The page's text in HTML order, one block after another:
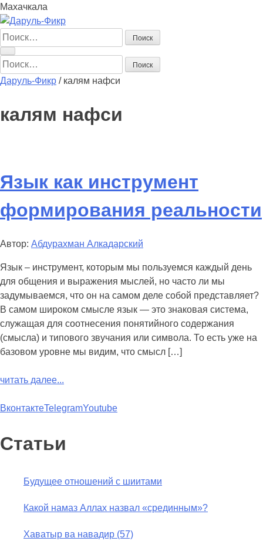
Махачкала
Найти:
Найти:
Даруль-Фикр / калям нафси
калям нафси
Язык как инструмент
формирования реальности
Автор: Абдурахман Алкадарский
Язык – инструмент, которым мы пользуемся каждый день
для общения и выражения мыслей, но часто ли мы
задумываемся, что он на самом деле собой представляет?
В самом широком смысле язык — это знаковая система,
служащая для соотнесения понятийного содержания
(смысла) и типового звучания или символа. То есть уже на
базовом уровне мы видим, что смысл […]
читать далее...
ВконтактеTelegramYoutube
Статьи
Будущее отношений с шиитами
Какой намаз Аллах назвал «срединным»?
Хаватыр ва навадир (57)